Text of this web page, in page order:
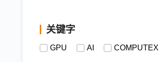
关键字
GPU AI COMPUTEX